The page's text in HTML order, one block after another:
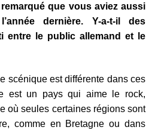
que vous aviez aussi
dernière. Y-a-t-il des
entre le public allemand et le
scénique est différente dans ces
est un pays qui aime le rock,
où seules certaines régions sont
comme en Bretagne ou dans